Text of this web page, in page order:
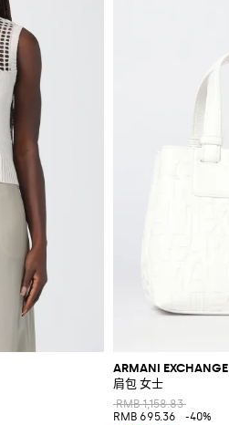
ARMANI EXCHANGE
肩包 女士
RMB 1,158.83
RMB 695.36
-40%